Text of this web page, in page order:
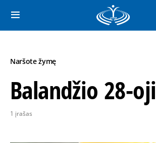
Naršote žymę
Balandžio 28-oji
1 įrašas